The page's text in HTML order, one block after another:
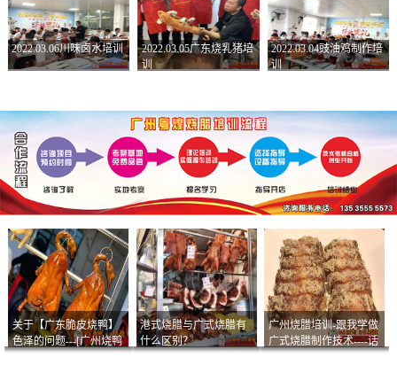
2022.03.06川味卤水培训
2022.03.05广东烧乳猪培
训
2022.03.04豉油鸡制作培
训
关于【广东脆皮烧鸭】
色泽的问题---[广州烧鸭
港式烧腊与广式烧腊有
什么区别？
广州烧腊培训-跟我学做
广式烧腊制作技术----话